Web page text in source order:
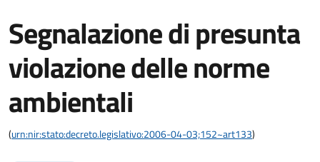
Segnalazione di presunta
violazione delle norme
ambientali
(urn:nir:stato:decreto.legislativo:2006-04-03;152~art133)